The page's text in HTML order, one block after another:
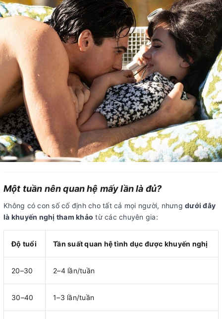
Một tuần nên quan hệ mấy lần là đủ?
Không có con số cố định cho tất cả mọi người, nhưng dưới đây
là khuyến nghị tham khảo từ các chuyên gia:
Độ tuổi Tần suất quan hệ tình dục được khuyến nghị
20–30 2–4 lần/tuần
30–40 1–3 lần/tuần